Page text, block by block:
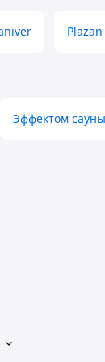
Plazan
Эффектом сауны